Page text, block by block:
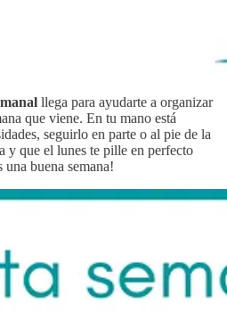
llega para ayudarte a organizar
que viene. En tu mano está
seguirlo en parte o al pie de la
y que el lunes te pille en perfecto
una buena semana!